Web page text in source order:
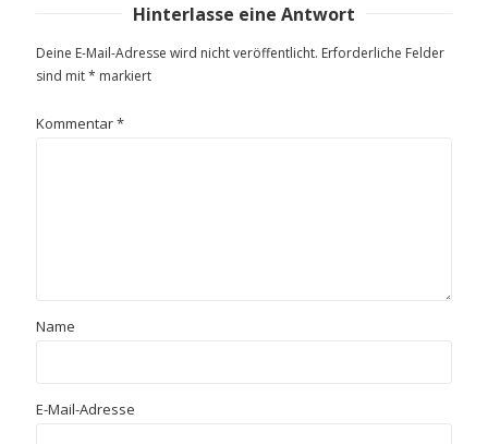
Hinterlasse eine Antwort
Deine E-Mail-Adresse wird nicht veröffentlicht. Erforderliche Felder
sind mit* markiert
Kommentar*
Name
E-Mail-Adresse